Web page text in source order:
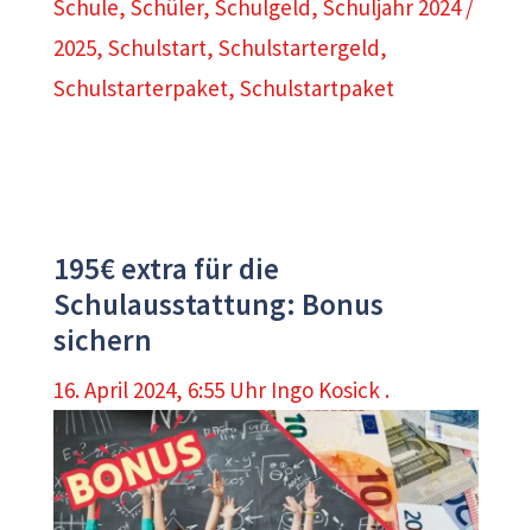
Schule, Schüler, Schulgeld, Schuljahr 2024 /
2025, Schulstart, Schulstartergeld,
Schulstarterpaket, Schulstartpaket
195€ extra für die
Schulausstattung: Bonus
sichern
16. April 2024, 6:55 Uhr Ingo Kosick .